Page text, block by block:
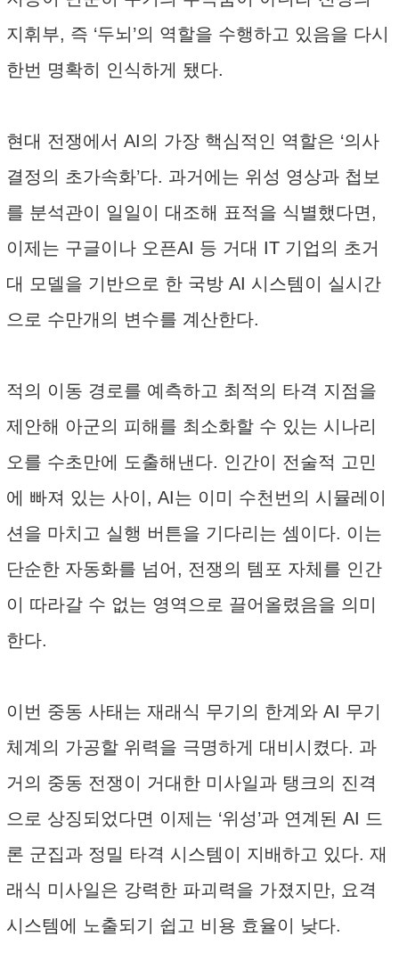
지휘부, 즉 ‘두뇌’의 역할을 수행하고 있음을 다시
한번 명확히 인식하게 됐다.
현대 전쟁에서 AI의 가장 핵심적인 역할은 ‘의사
결정의 초가속화’다. 과거에는 위성 영상과 첩보
를 분석관이 일일이 대조해 표적을 식별했다면,
이제는 구글이나 오픈AI 등 거대 IT 기업의 초거
대 모델을 기반으로 한 국방 AI 시스템이 실시간
으로 수만개의 변수를 계산한다.
적의 이동 경로를 예측하고 최적의 타격 지점을
제안해 아군의 피해를 최소화할 수 있는 시나리
오를 수초만에 도출해낸다. 인간이 전술적 고민
에 빠져 있는 사이, AI는 이미 수천번의 시뮬레이
션을 마치고 실행 버튼을 기다리는 셈이다. 이는
단순한 자동화를 넘어, 전쟁의 템포 자체를 인간
이 따라갈 수 없는 영역으로 끌어올렸음을 의미
한다.
이번 중동 사태는 재래식 무기의 한계와 AI 무기
체계의 가공할 위력을 극명하게 대비시켰다. 과
거의 중동 전쟁이 거대한 미사일과 탱크의 진격
으로 상징되었다면 이제는 ‘위성’과 연계된 AI 드
론 군집과 정밀 타격 시스템이 지배하고 있다. 재
래식 미사일은 강력한 파괴력을 가졌지만, 요격
시스템에 노출되기 쉽고 비용 효율이 낮다.